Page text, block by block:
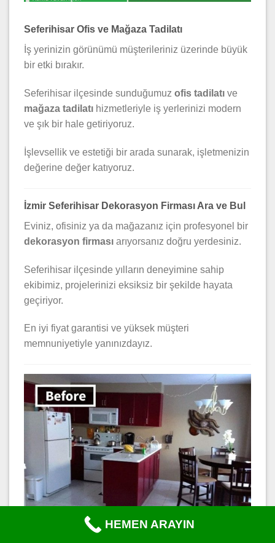
Seferihisar Ofis ve Mağaza Tadilatı
İş yerinizin görünümü müşterileriniz üzerinde büyük
bir etki bırakır.
Seferihisar ilçesinde sunduğumuz ofis tadilatı ve
mağaza tadilatı hizmetleriyle iş yerlerinizi modern
ve şık bir hale getiriyoruz.
İşlevsellik ve estetiği bir arada sunarak, işletmenizin
değerine değer katıyoruz.
İzmir Seferihisar Dekorasyon Firması Ara ve Bul
Eviniz, ofisiniz ya da mağazanız için profesyonel bir
dekorasyon firması arıyorsanız doğru yerdesiniz.
Seferihisar ilçesinde yılların deneyimine sahip
ekibimiz, projelerinizi eksiksiz bir şekilde hayata
geçiriyor.
En iyi fiyat garantisi ve yüksek müşteri
memnuniyetiyle yanınızdayız.
HEMEN ARAYIN